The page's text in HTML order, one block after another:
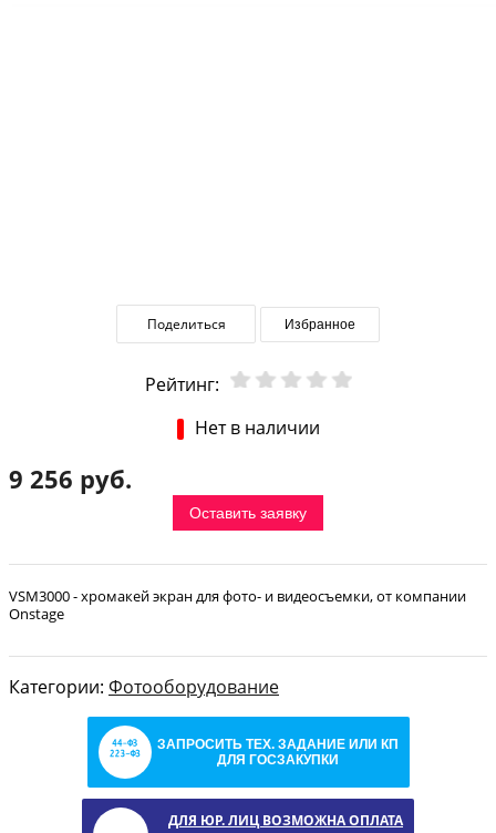
Поделиться Избранное
Рейтинг:
Нет в наличии
9 256 руб.
Оставить заявку
VSM3000 - хромакей экран для фото- и видеосъемки, от компании
Onstage
Категории: Фотооборудование
ЗАПРОСИТЬ ТЕХ. ЗАДАНИЕ ИЛИ КП
ДЛЯ ГОСЗАКУПКИ
ДЛЯ ЮР. ЛИЦ ВОЗМОЖНА ОПЛАТА